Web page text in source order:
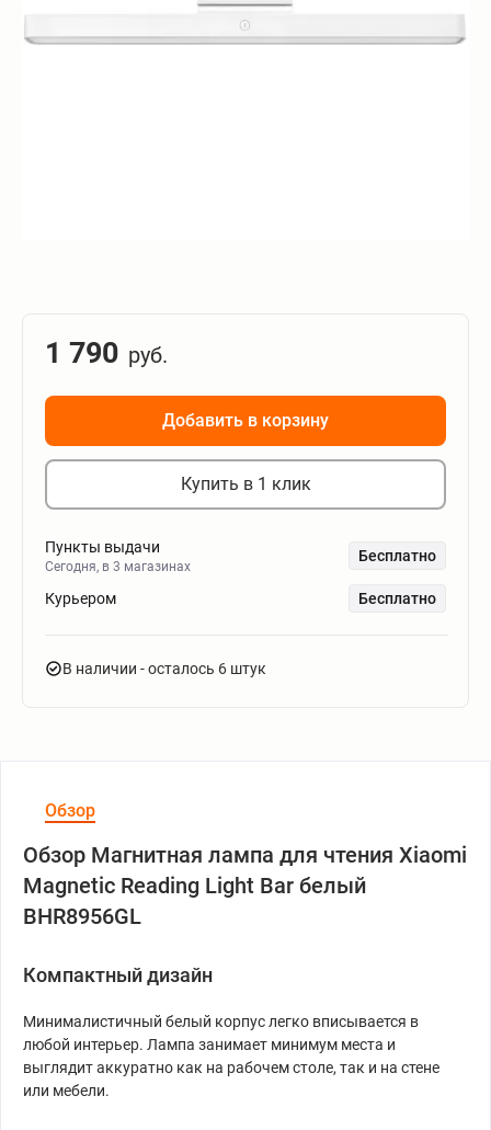
1 790 руб.
Добавить в корзину
Купить в 1 клик
Пункты выдачи
Сегодня, в 3 магазинах
Бесплатно
Курьером Бесплатно
В наличии - осталось 6 штук
Обзор
Обзор Магнитная лампа для чтения Xiaomi
Magnetic Reading Light Bar белый
BHR8956GL
Компактный дизайн
Минималистичный белый корпус легко вписывается в
любой интерьер. Лампа занимает минимум места и
выглядит аккуратно как на рабочем столе, так и на стене
или мебели.